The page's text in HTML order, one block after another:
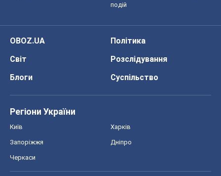
подій
OBOZ.UA
Політика
Світ
Розслідування
Блоги
Суспільство
Регіони України
Київ Харків
Запоріжжя Дніпро
Черкаси